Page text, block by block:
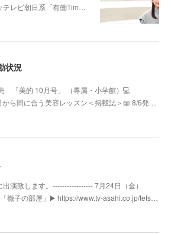
レビ朝日系「有働Tim…
状況
「美的 10月号」 （専属・小学館）💻
から間に合う美容レッスン＜掲載誌＞📖 8/6発…
演致します。----------------- 7月24日（金）
徹子の部屋」▶️ https://www.tv-asahi.co.jp/tets…